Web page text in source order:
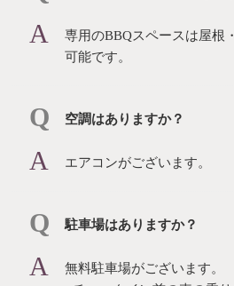
専⽤のBBQスペースは屋根
可能です。
空調はありますか？
エアコンがございます。
駐⾞場はありますか？
無料駐⾞場がございます。